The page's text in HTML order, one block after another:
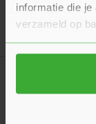
informatie die
verzameld op